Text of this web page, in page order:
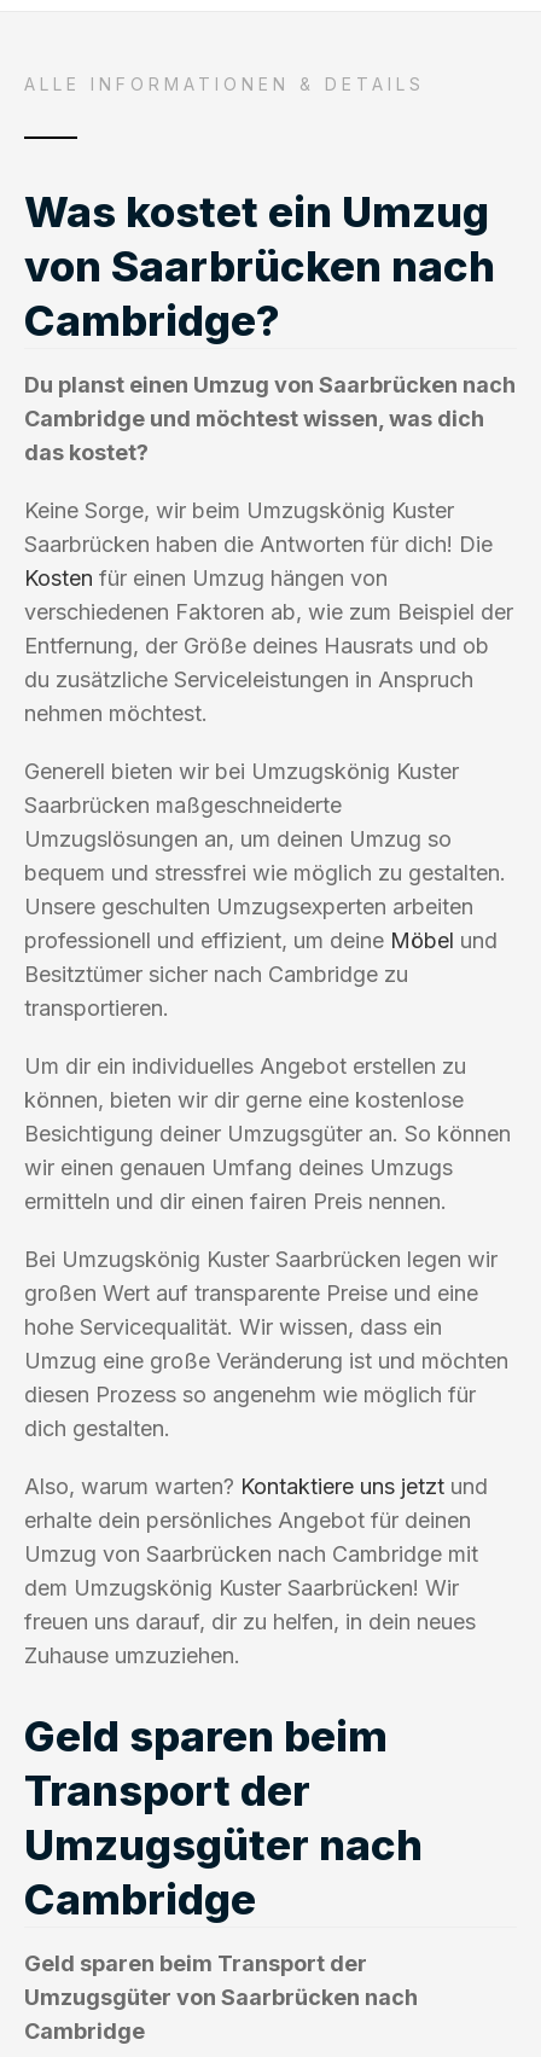
ALLE INFORMATIONEN & DETAILS
Was kostet ein Umzug
von Saarbrücken nach
Cambridge?
Du planst einen Umzug von Saarbrücken nach
Cambridge und möchtest wissen, was dich
das kostet?
Keine Sorge, wir beim Umzugskönig Kuster
Saarbrücken haben die Antworten für dich! Die
Kosten für einen Umzug hängen von
verschiedenen Faktoren ab, wie zum Beispiel der
Entfernung, der Größe deines Hausrats und ob
du zusätzliche Serviceleistungen in Anspruch
nehmen möchtest.
Generell bieten wir bei Umzugskönig Kuster
Saarbrücken maßgeschneiderte
Umzugslösungen an, um deinen Umzug so
bequem und stressfrei wie möglich zu gestalten.
Unsere geschulten Umzugsexperten arbeiten
professionell und effizient, um deine Möbel und
Besitztümer sicher nach Cambridge zu
transportieren.
Um dir ein individuelles Angebot erstellen zu
können, bieten wir dir gerne eine kostenlose
Besichtigung deiner Umzugsgüter an. So können
wir einen genauen Umfang deines Umzugs
ermitteln und dir einen fairen Preis nennen.
Bei Umzugskönig Kuster Saarbrücken legen wir
großen Wert auf transparente Preise und eine
hohe Servicequalität. Wir wissen, dass ein
Umzug eine große Veränderung ist und möchten
diesen Prozess so angenehm wie möglich für
dich gestalten.
Also, warum warten? Kontaktiere uns jetzt und
erhalte dein persönliches Angebot für deinen
Umzug von Saarbrücken nach Cambridge mit
dem Umzugskönig Kuster Saarbrücken! Wir
freuen uns darauf, dir zu helfen, in dein neues
Zuhause umzuziehen.
Geld sparen beim
Transport der
Umzugsgüter nach
Cambridge
Geld sparen beim Transport der
Umzugsgüter von Saarbrücken nach
Cambridge